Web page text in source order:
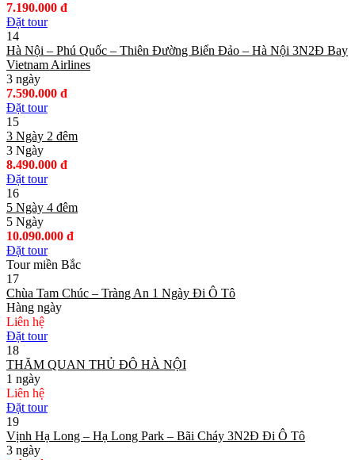
7.190.000 đ
Đặt tour
14
Hà Nội – Phú Quốc – Thiên Đường Biển Đảo – Hà Nội 3N2Đ Bay
Vietnam Airlines
3 ngày
7.590.000 đ
Đặt tour
15
3 Ngày 2 đêm
3 Ngày
8.490.000 đ
Đặt tour
16
5 Ngày 4 đêm
5 Ngày
10.090.000 đ
Đặt tour
Tour miền Bắc
17
Chùa Tam Chúc – Tràng An 1 Ngày Đi Ô Tô
Hàng ngày
Liên hệ
Đặt tour
18
THĂM QUAN THỦ ĐÔ HÀ NỘI
1 ngày
Liên hệ
Đặt tour
19
Vịnh Hạ Long – Hạ Long Park – Bãi Cháy 3N2Đ Đi Ô Tô
3 ngày